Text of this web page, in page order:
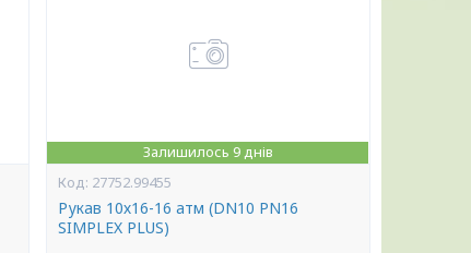
Залишилось 9 днів
27752.99455
Рукав 10х16-16 атм (DN10 PN16
SIMPLEX PLUS)